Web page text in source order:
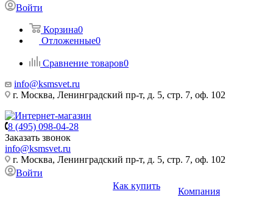
Войти
Корзина0
Отложенные0
Сравнение товаров0
info@ksmsvet.ru
г. Москва, Ленинградский пр-т, д. 5, стр. 7, оф. 102
8 (495) 098-04-28
Заказать звонок
info@ksmsvet.ru
г. Москва, Ленинградский пр-т, д. 5, стр. 7, оф. 102
Войти
Как купить
Компания